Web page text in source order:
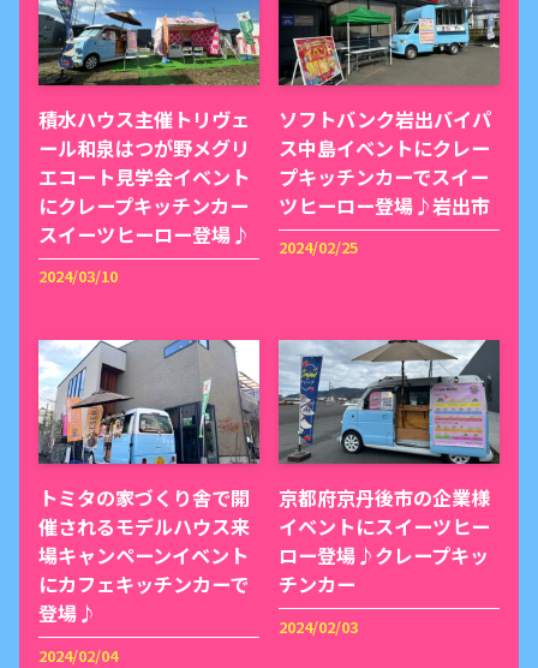
積水ハウス主催トリヴェ
ール和泉はつが野メグリ
エコート見学会イベント
にクレープキッチンカー
スイーツヒーロー登場♪
2024/03/10
ソフトバンク岩出バイパ
ス中島イベントにクレー
プキッチンカーでスイー
ツヒーロー登場♪岩出市
2024/02/25
トミタの家づくり舎で開
催されるモデルハウス来
場キャンペーンイベント
にカフェキッチンカーで
登場♪
2024/02/04
京都府京丹後市の企業様
イベントにスイーツヒー
ロー登場♪クレープキッ
チンカー
2024/02/03